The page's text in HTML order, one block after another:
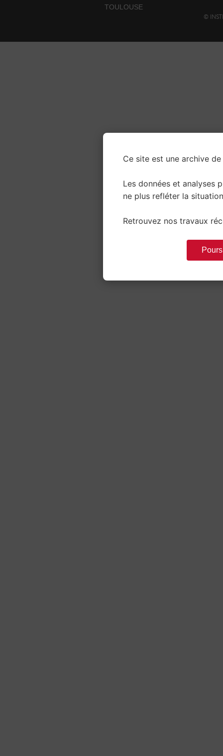
TOULOUSE
©
Ce site est une archive
Les données et analyses
ne plus refléter la
Retrouvez nos travaux